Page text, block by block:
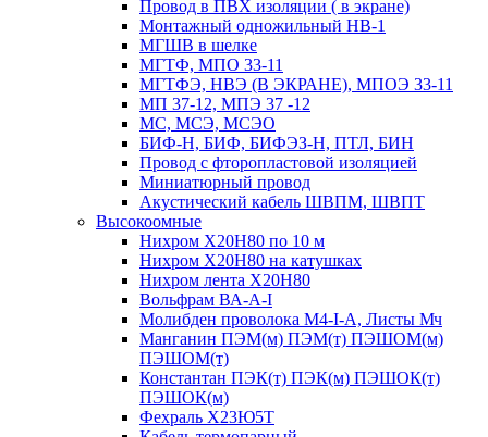
Провод в ПВХ изоляции ( в экране)
Монтажный одножильный HB-1
МГШВ в шелке
МГТФ, МПО 33-11
МГТФЭ, НВЭ (В ЭКРАНЕ), МПОЭ 33-11
МП 37-12, МПЭ 37 -12
МС, МСЭ, МСЭО
БИФ-Н, БИФ, БИФЭЗ-Н, ПТЛ, БИН
Провод с фторопластовой изоляцией
Миниатюрный провод
Акустический кабель ШВПМ, ШВПТ
Высокоомные
Нихром Х20Н80 по 10 м
Нихром Х20Н80 на катушках
Нихром лента Х20Н80
Вольфрам ВА-А-I
Молибден проволока М4-I-А, Листы Мч
Манганин ПЭМ(м) ПЭМ(т) ПЭШОМ(м)
ПЭШОМ(т)
Константан ПЭК(т) ПЭК(м) ПЭШОК(т)
ПЭШОК(м)
Фехраль Х23Ю5Т